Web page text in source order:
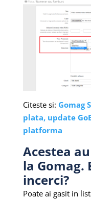
Citeste si: Gomag
plata, update
platforma
Acestea
la Gomag.
incerci?
Poate ai gasit in